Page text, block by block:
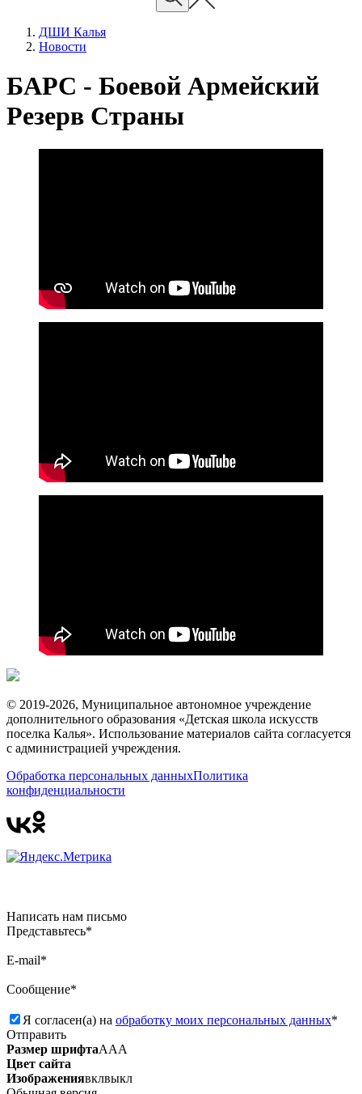
ДШИ Калья
Новости
БАРС - Боевой Армейский
Резерв Страны
© 2019-2026, Муниципальное автономное учреждение
дополнительного образования «Детская школа искусств
поселка Калья». Использование материалов сайта согласуется
с администрацией учреждения.
Обработка персональных данныхПолитика
конфиденциальности
Написать нам письмо
Представьтесь*
E-mail*
Сообщение*
Я согласен(а) на обработку моих персональных данных*
Отправить
Размер шрифтаААА
Цвет сайта
Изображениявклвыкл